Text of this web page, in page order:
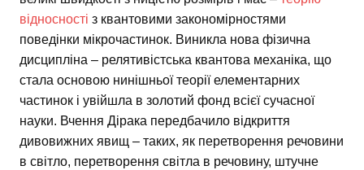
відносності з квантовими закономірностями
поведінки мікрочастинок. Виникла нова фізична
дисципліна – релятивістська квантова механіка, що
стала основою нинішньої теорії елементарних
частинок і увійшла в золотий фонд всієї сучасної
науки. Вчення Дірака передбачило відкриття
дивовижних явищ – таких, як перетворення речовини
в світло, перетворення світла в речовину, штучне